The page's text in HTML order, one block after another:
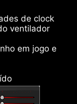
de clock
ventilador
em jogo e